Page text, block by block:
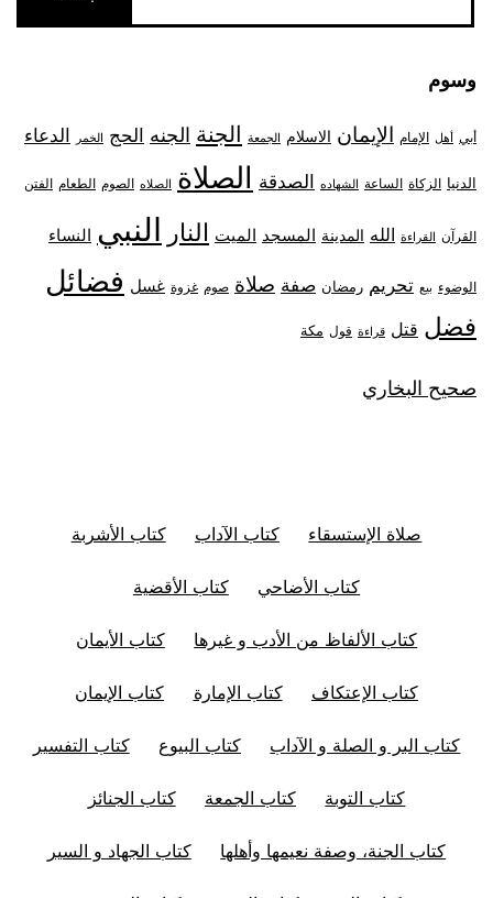
وسوم
أبي أهل الإمام الإيمان الاسلام الجمعة الجنة الجنه الحج الخمر الدعاء
الدنيا الزكاة الساعة الشهاده الصدقة الصلاة الصلاه الصوم الطعام الفتن
القرآن القراءة الله المدينة المسجد الميت النار النبي النساء
الوضوء بيع تحريم رمضان صفة صلاة صوم غزوة غسل فضائل
فضل قتل قراءة قول مكة
صحيح البخاري
صلاة الإستسقاء كتاب الآداب كتاب الأشربة
كتاب الأضاحي كتاب الأقضية
كتاب الألفاظ من الأدب و غيرها كتاب الأيمان
كتاب الإعتكاف كتاب الإمارة كتاب الإيمان
كتاب البر و الصلة و الآداب كتاب البيوع كتاب التفسير
كتاب التوبة كتاب الجمعة كتاب الجنائز
كتاب الجنة، وصفة نعيمها وأهلها كتاب الجهاد و السير